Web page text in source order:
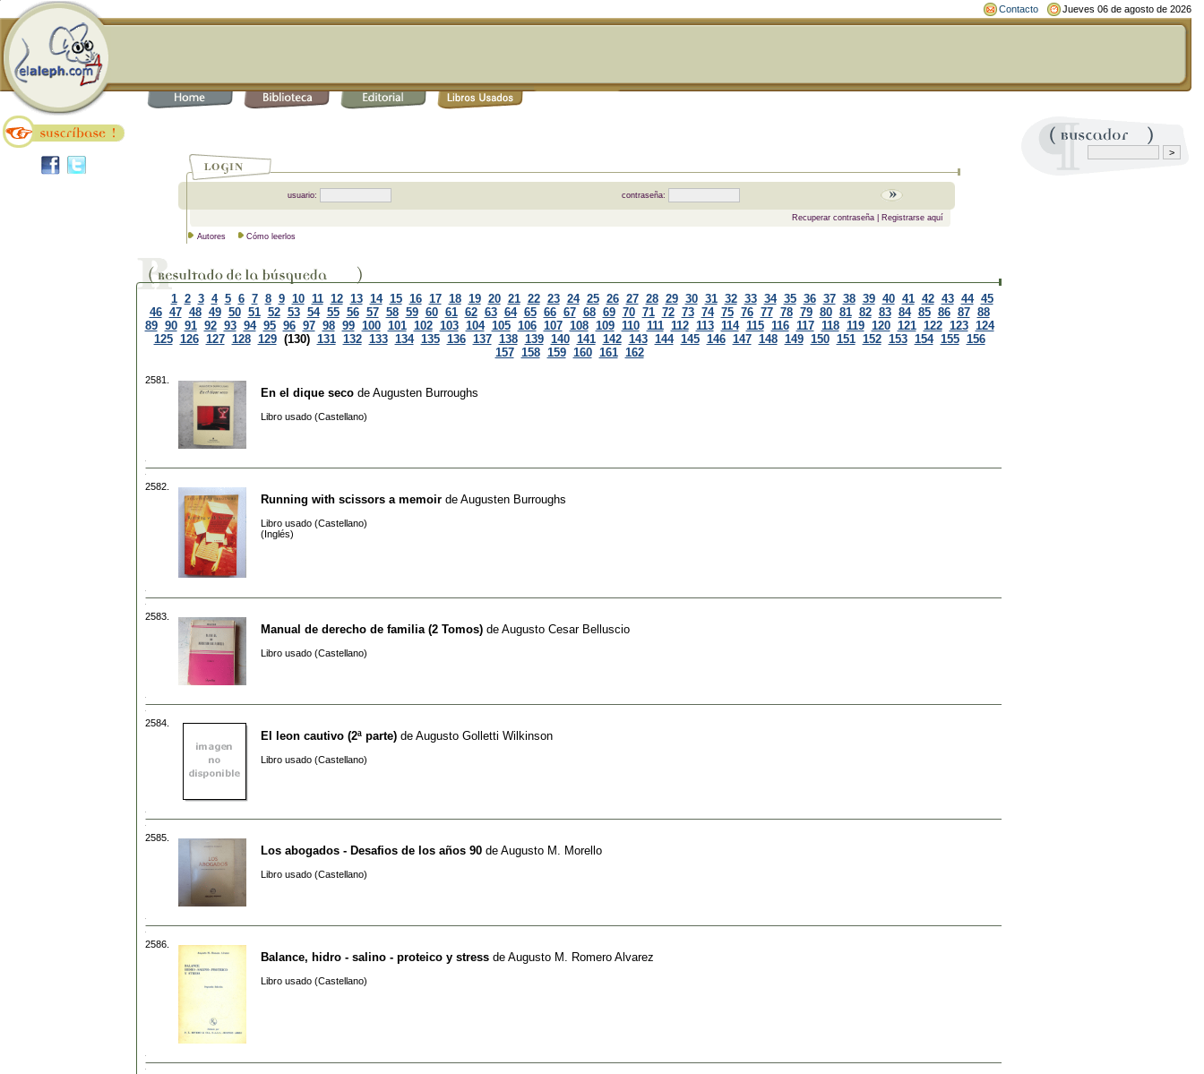
Contacto Jueves 06 de agosto de 2026
usuario: contraseña:
Recuperar contraseña| Registrarse aquí
Autores Cómo leerlos
1 2 3 4 5 6 7 8 9 10 11 12 13 14 15 16 17 18 19 20 21 22 23 24 25 26 27 28 29 30 31 32 33 34 35 36 37 38 39 40 41 42 43 44 45
46 47 48 49 50 51 52 53 54 55 56 57 58 59 60 61 62 63 64 65 66 67 68 69 70 71 72 73 74 75 76 77 78 79 80 81 82 83 84 85 86 87 88
89 90 91 92 93 94 95 96 97 98 99 100 101 102 103 104 105 106 107 108 109 110 111 112 113 114 115 116 117 118 119 120 121 122 123 124
125 126 127 128 129 (130) 131 132 133 134 135 136 137 138 139 140 141 142 143 144 145 146 147 148 149 150 151 152 153 154 155 156
157 158 159 160 161 162
2581.
En el dique seco de Augusten Burroughs
Libro usado (Castellano)
2582.
Running with scissors a memoir de Augusten Burroughs
Libro usado (Castellano)
(Inglés)
2583.
Manual de derecho de familia (2 Tomos) de Augusto Cesar Belluscio
Libro usado (Castellano)
2584.
El leon cautivo (2ª parte) de Augusto Golletti Wilkinson
Libro usado (Castellano)
2585.
Los abogados - Desafios de los años 90 de Augusto M. Morello
Libro usado (Castellano)
2586.
Balance, hidro - salino - proteico y stress de Augusto M. Romero Alvarez
Libro usado (Castellano)